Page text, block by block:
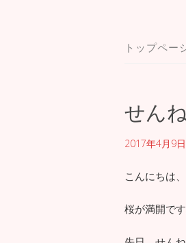
トップペー
せん
2017年4月9日
こんにちは
桜が満開で